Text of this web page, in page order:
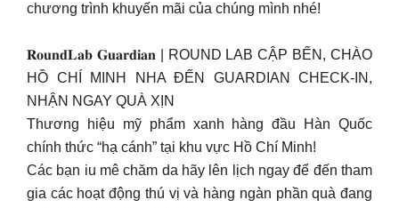
chương trình khuyến mãi của chúng mình nhé!
𝐑𝐨𝐮𝐧𝐝𝐋𝐚𝐛 𝐆𝐮𝐚𝐫𝐝𝐢𝐚𝐧 | ROUND LAB CẬP BẾN, CHÀO
HỒ CHÍ MINH NHA ĐẾN GUARDIAN CHECK-IN,
NHẬN NGAY QUÀ XỊN
Thương hiệu mỹ phẩm xanh hàng đầu Hàn Quốc
chính thức “hạ cánh” tại khu vực Hồ Chí Minh!
Các bạn iu mê chăm da hãy lên lịch ngay để đến tham
gia các hoạt động thú vị và hàng ngàn phần quà đang